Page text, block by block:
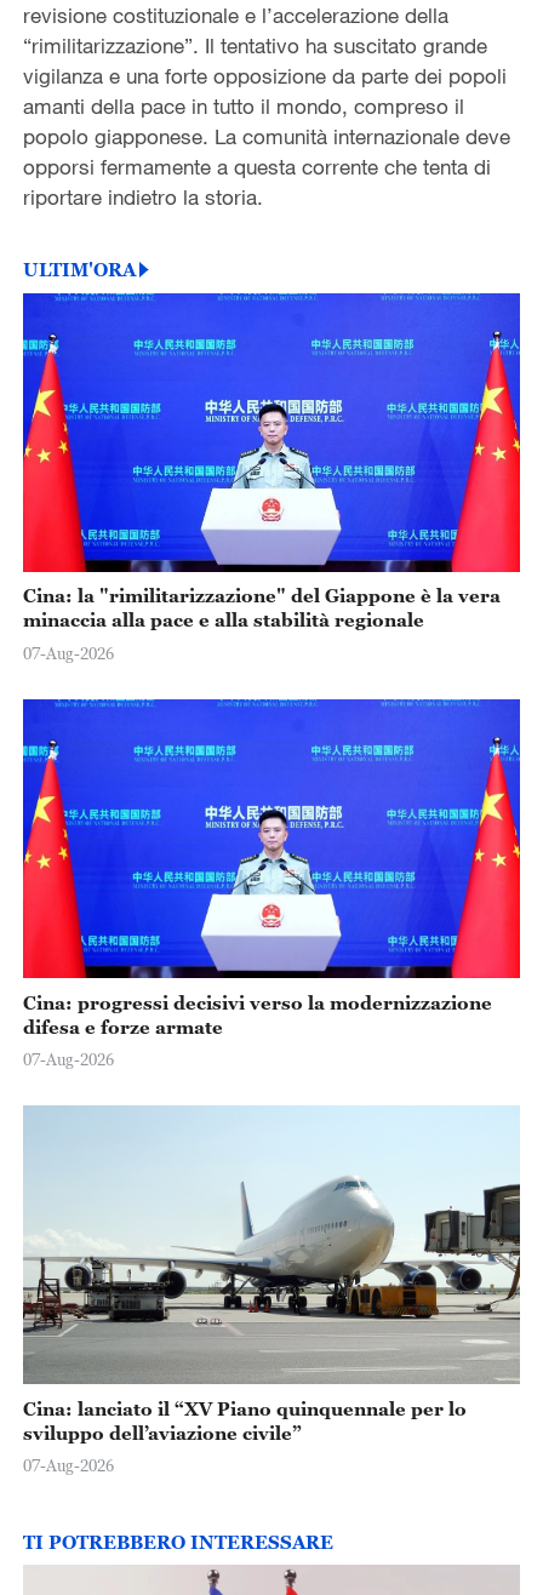
revisione costituzionale e l’accelerazione della
“rimilitarizzazione”. Il tentativo ha suscitato grande
vigilanza e una forte opposizione da parte dei popoli
amanti della pace in tutto il mondo, compreso il
popolo giapponese. La comunità internazionale deve
opporsi fermamente a questa corrente che tenta di
riportare indietro la storia.
ULTIM'ORA
Cina: la "rimilitarizzazione" del Giappone è la vera
minaccia alla pace e alla stabilità regionale
07-Aug-2026
Cina: progressi decisivi verso la modernizzazione
difesa e forze armate
07-Aug-2026
Cina: lanciato il “XV Piano quinquennale per lo
sviluppo dell’aviazione civile”
07-Aug-2026
TI POTREBBERO INTERESSARE